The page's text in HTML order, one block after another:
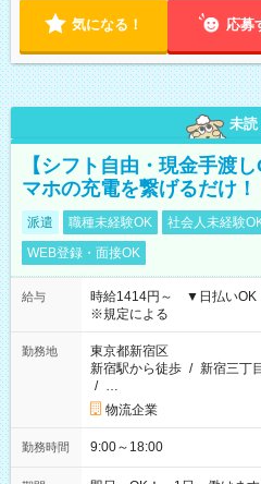
気になる！ 応募
未読
【シフト自由・現金手渡
マホの充電を繋げるだけ！
派遣 職種未経験OK 社会人未経験
WEB登録・面接OK
給与
時給1414円～ ▼日払いOK
※規定による
勤務地
東京都新宿区
新宿駅から徒歩 / 新宿三丁
/ …
物流企業
勤務時間 9:00～18:00